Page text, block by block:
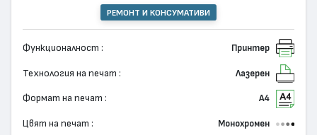
РЕМОНТ И КОНСУМАТИВИ
Функционалност : Принтер
Технология на печат : Лазерен
Формат на печат : А4
Цвят на печат : Монохромен